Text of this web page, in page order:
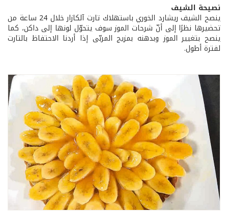
نصيحة الشيف
ينصح الشيف ريشارد الخوري باستهلاك تارت آلكازار خلال 24 ساعة من
تحضيرها نظرًا إلى أنّ شرحات الموز سوف يتحوّل لونها إلى داكن، كما
ينصح بتغيير الموز وبدهنه بمزيج المربّى إذا أردنا الاحتفاظ بالتارت
لفترة أطول.